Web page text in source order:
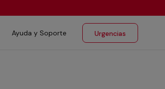
Ayuda y Soporte Urgencias